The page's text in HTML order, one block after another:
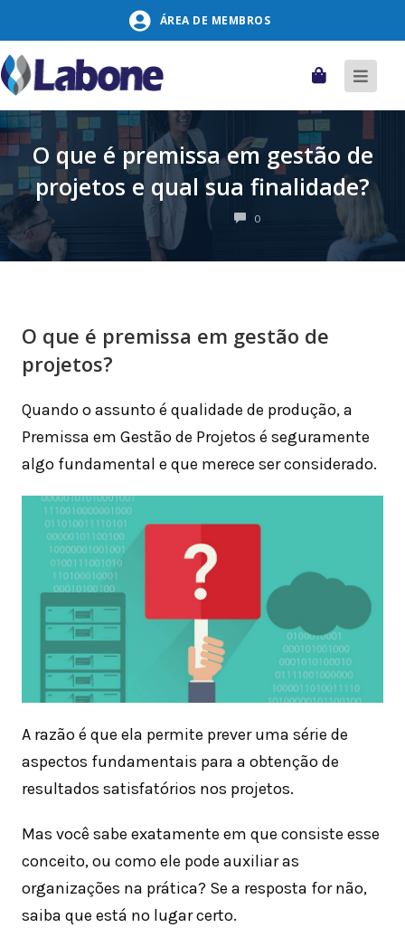
conteúdo
ÁREA DE MEMBROS
Carrinho
O que é premissa em gestão de
projetos e qual sua finalidade?
0 COMENTÁRIOS
O que é premissa em gestão de
projetos?
Quando o assunto é qualidade de produção, a
Premissa em Gestão de Projetos é seguramente
algo fundamental e que merece ser considerado.
A razão é que ela permite prever uma série de
aspectos fundamentais para a obtenção de
resultados satisfatórios nos projetos.
Mas você sabe exatamente em que consiste esse
conceito, ou como ele pode auxiliar as
organizações na prática? Se a resposta for não,
saiba que está no lugar certo.